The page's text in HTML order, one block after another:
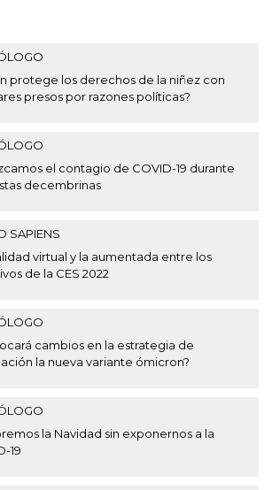
protege los derechos de la niñez con
presos por razones políticas?
el contagio de COVID-19 durante
decembrinas
SAPIENS
virtual y la aumentada entre los
de la CES 2022
cambios en la estrategia de
la nueva variante ómicron?
la Navidad sin exponernos a la
19